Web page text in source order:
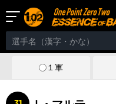
１軍